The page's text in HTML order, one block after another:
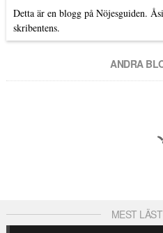
Detta är en blogg på Nöjesguiden.
skribentens.
ANDRA
MEST